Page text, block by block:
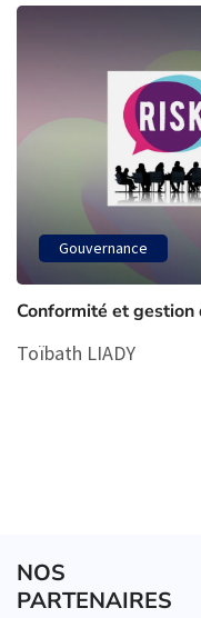
Gouvernance
Conformité et gestion
Toïbath LIADY
NOS
PARTENAIRES